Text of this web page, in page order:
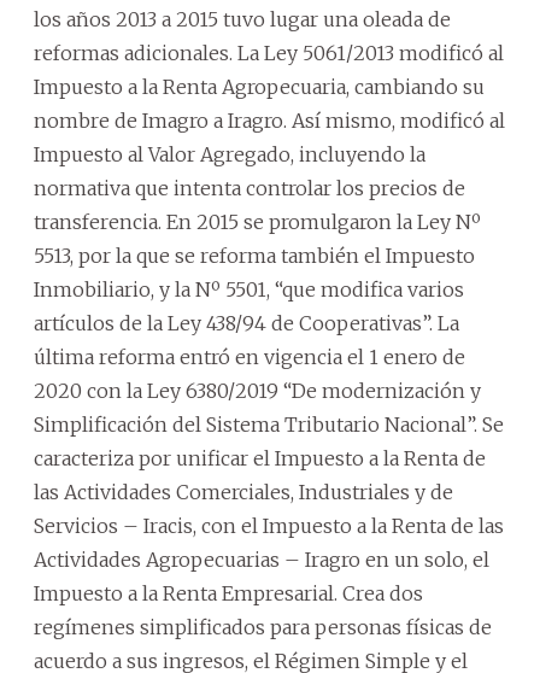
los años 2013 a 2015 tuvo lugar una oleada de
reformas adicionales. La Ley 5061/2013 modificó al
Impuesto a la Renta Agropecuaria, cambiando su
nombre de Imagro a Iragro. Así mismo, modificó al
Impuesto al Valor Agregado, incluyendo la
normativa que intenta controlar los precios de
transferencia. En 2015 se promulgaron la Ley Nº
5513, por la que se reforma también el Impuesto
Inmobiliario, y la Nº 5501, “que modifica varios
artículos de la Ley 438/94 de Cooperativas”. La
última reforma entró en vigencia el 1 enero de
2020 con la Ley 6380/2019 “De modernización y
Simplificación del Sistema Tributario Nacional”. Se
caracteriza por unificar el Impuesto a la Renta de
las Actividades Comerciales, Industriales y de
Servicios – Iracis, con el Impuesto a la Renta de las
Actividades Agropecuarias – Iragro en un solo, el
Impuesto a la Renta Empresarial. Crea dos
regímenes simplificados para personas físicas de
acuerdo a sus ingresos, el Régimen Simple y el